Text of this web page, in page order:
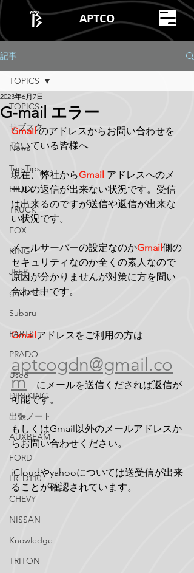
APTCO
記事
TOPICS
サブスク
News
Tec-Tips
HILUX
TRUCK
FOX
KING
JEEP
guidance
Subaru
PARTS
PRADO
Used
DIRTKING
出張ノート
AUXBEAM
FORD
LR_D110
CHEVY
NISSAN
Knowledge
TRITON
TOPICS
G-mail エラー
2023年6月7日
Gmail のアドレスからお問い合わせを
頂いている皆様へ
現在、弊社からGmail アドレスへのメ
ールの返信が出来ない状況です。受信
は出来るのですが送信や返信が出来な
い状況です。
メールサーバーの設定なのかGmail側の
セキュリティなのか全くの素人なので
原因が分かりませんが対策に方を問い
合わせ中です。
Gmailアドレスをご利用の方は
aptcogdn@gmail.co
m
    にメールを送信くだされば返信が
可能です。
もしくはGmail以外のメールアドレスか
らお問い合わせください。
iCloudやyahooについては送受信が出来
ることが確認されています。